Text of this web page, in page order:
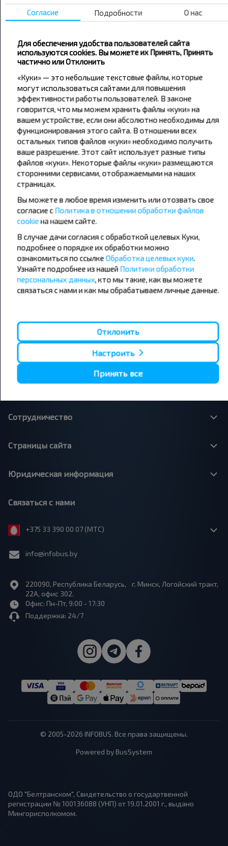
Не пропусти специальные акции, скидки и
другие интересные предложения INFOBUS.
путешествуй с нами дешевле!
Подписаться
Популярные автобусные
направления
Орша - Могилёв
Минск - Несвиж
Минск - Могилёв
Минск - Пинск
Минск - Брест
Минск - Гомель
Минск - Бобруйск
Минск - Барановичи
Брест - Тересполь
Брест - Беловежская Пуща
Брест - Минск
Варшава - Минск
Санкт-Петербург - Минск
Минск - Вильнюс
Минск - Москва
Москва - Барановичи
Сотрудничество
Страницы сайта
Юридическая информация
Связаться с нами
+375 33 390 00 07 (МТС)
info@infobus.by
220090, Республика Беларусь, г. Минск, Логойский тракт,
22А, офис 302.
Офис: Пн-Пт, 9:00 - 17:30
Поддержка: 24/7
© 2005-2026 INFOBUS. Все права защищены.
Powered by BusSystem
ОДО "Белтранском", Свидетельство о государтвенной
регистрации № 100136088 (УНП) от 19.01.2001 г., выдано
Мингорисполкомом.
Согласие Подробности О нас
Для обеспечения удобства пользователей сайта
используются cookies. Вы можете их Принять, Принять
частично или Отклонить
«Куки» — это небольшие текстовые файлы, которые
могут использоваться сайтами для повышения
эффективности работы пользователей. В законе
говорится, что мы можем хранить файлы «куки» на
вашем устройстве, если они абсолютно необходимы для
функционирования этого сайта. В отношении всех
остальных типов файлов «куки» необходимо получить
ваше разрешение. Этот сайт использует разные типы
файлов «куки». Некоторые файлы «куки» размещаются
сторонними сервисами, отображаемыми на наших
страницах.
Вы можете в любое время изменить или отозвать свое
согласие сПолитика в отношении обработки файлов
cookieна нашем сайте.
В случае дачи согласия с обработкой целевых Куки,
подробнее о порядке их обработки можно
ознакомиться по ссылкеОбработка целевых куки.
Узнайте подробнее из нашей Политики обработки
персональных данных, кто мы такие, как вы можете
связаться с нами и как мы обрабатываем личные данные.
Отклонить
Настроить
Принять все